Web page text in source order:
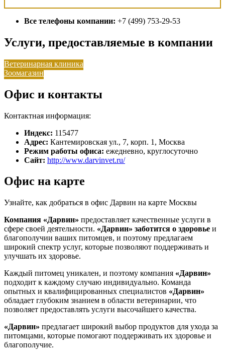
Все телефоны компании: +7 (499) 753-29-53
Услуги, предоставляемые в компании
Ветеринарная клиника
Зоомагазин
Офис и контакты
Контактная информация:
Индекс: 115477
Адрес: Кантемировская ул., 7, корп. 1, Москва
Режим работы офиса: ежедневно, круглосуточно
Сайт: http://www.darvinvet.ru/
Офис на карте
Узнайте, как добраться в офис Дарвин на карте Москвы
Компания «Дарвин» предоставляет качественные услуги в
сфере своей деятельности. «Дарвин» заботится о здоровье и
благополучии ваших питомцев, и поэтому предлагаем
широкий спектр услуг, которые позволяют поддерживать и
улучшать их здоровье.
Каждый питомец уникален, и поэтому компания «Дарвин»
подходит к каждому случаю индивидуально. Команда
опытных и квалифицированных специалистов «Дарвин»
обладает глубоким знанием в области ветеринарии, что
позволяет предоставлять услуги высочайшего качества.
«Дарвин» предлагает широкий выбор продуктов для ухода за
питомцами, которые помогают поддерживать их здоровье и
благополучие.